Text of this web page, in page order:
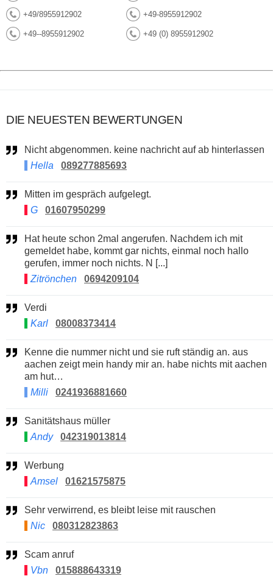
+49/8955912902 +49-8955912902
+49--8955912902 +49 (0) 8955912902
DIE NEUESTEN BEWERTUNGEN
Nicht abgenommen. keine nachricht auf ab hinterlassen
Hella
089277885693
Mitten im gespräch aufgelegt.
G
01607950299
Hat heute schon 2mal angerufen. Nachdem ich mit
gemeldet habe, kommt gar nichts, einmal noch hallo
gerufen, immer noch nichts. N [...]
Zitrönchen
0694209104
Verdi
Karl
08008373414
Kenne die nummer nicht und sie ruft ständig an. aus
aachen zeigt mein handy mir an. habe nichts mit aachen
am hut…
Milli
0241936881660
Sanitätshaus müller
Andy
042319013814
Werbung
Amsel
01621575875
Sehr verwirrend, es bleibt leise mit rauschen
Nic
080312823863
Scam anruf
Vbn
015888643319